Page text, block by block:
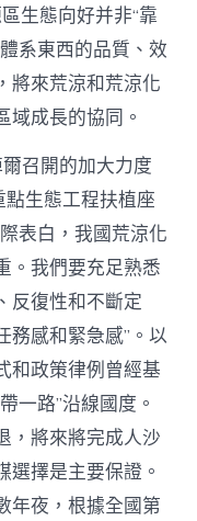
生態向好并非“靠
系東西的品質、效
將來荒涼和荒涼化
域成長的協同。
召開的加大力度
點生態工程扶植座
表白，我國荒涼化
。我們要充足熟悉
反復性和不斷定
務感和緊急感”。以
和政策律例曾經基
一路”沿線國度。
，將來將完成人沙
選擇是主要保證。
年夜，根據全國第